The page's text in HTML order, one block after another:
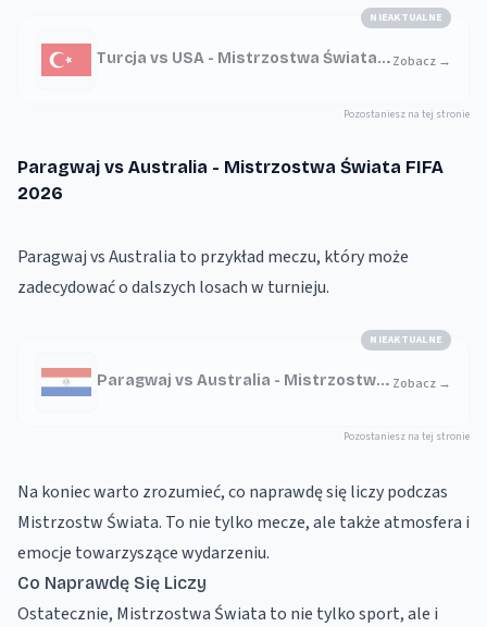
NIEAKTUALNE
Turcja vs USA - Mistrzostwa Świata
Zobacz →
Pozostaniesz na tej stronie
Paragwaj vs Australia - Mistrzostwa Świata FIFA
2026
Paragwaj vs Australia to przykład meczu, który może
zadecydować o dalszych losach w turnieju.
NIEAKTUALNE
Paragwaj vs Australia - Mistrzostwa Zobacz →
Pozostaniesz na tej stronie
Na koniec warto zrozumieć, co naprawdę się liczy podczas
Mistrzostw Świata. To nie tylko mecze, ale także atmosfera i
emocje towarzyszące wydarzeniu.
Co Naprawdę Się Liczy
Ostatecznie, Mistrzostwa Świata to nie tylko sport, ale i